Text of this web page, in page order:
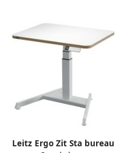
Leitz Ergo Zit Sta bureau